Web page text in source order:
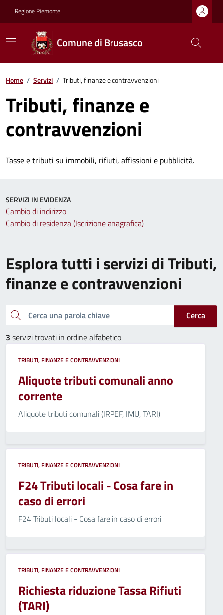
Regione Piemonte
Comune di Brusasco
Home / Servizi / Tributi, finanze e contravvenzioni
Tributi, finanze e
contravvenzioni
Tasse e tributi su immobili, rifiuti, affissioni e pubblicità.
Esplora tutti i servizi di Tributi,
finanze e contravvenzioni
Cerca una parola chiave
Cerca
3 servizi trovati in ordine alfabetico
TRIBUTI, FINANZE E CONTRAVVENZIONI
Aliquote tributi comunali anno
corrente
Aliquote tributi comunali (IRPEF, IMU, TARI)
TRIBUTI, FINANZE E CONTRAVVENZIONI
F24 Tributi locali - Cosa fare in
caso di errori
F24 Tributi locali - Cosa fare in caso di errori
TRIBUTI, FINANZE E CONTRAVVENZIONI
Richiesta riduzione Tassa Rifiuti
(TARI)
SERVIZI IN EVIDENZA
Cambio di indirizzo
Cambio di residenza (Iscrizione anagrafica)